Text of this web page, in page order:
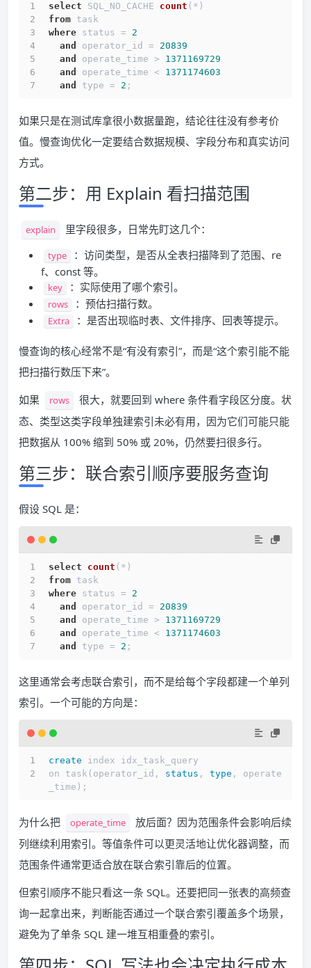
select SQL_NO_CACHE count ( * )
from task
where status = 2
and
operator_id = 20839
and
operate_time > 1371169729
and
operate_time < 1371174603
and
type = 2 ;
如果只是在测试库拿很小数据量跑，结论往往没有参考价
值。慢查询优化一定要结合数据规模、字段分布和真实访问
方式。
第二步：用 Explain 看扫描范围
explain 里字段很多，日常先盯这几个：
type
：访问类型，是否从全表扫描降到了范围、re
f、const 等。
key ：实际使用了哪个索引。
rows ：预估扫描行数。
Extra ：是否出现临时表、文件排序、回表等提示。
慢查询的核心经常不是“有没有索引”，而是“这个索引能不能
把扫描行数压下来”。
如果
rows
很大，就要回到 where 条件看字段区分度。状
态、类型这类字段单独建索引未必有用，因为它们可能只能
把数据从 100% 缩到 50% 或 20%，仍然要扫很多行。
第三步：联合索引顺序要服务查询
假设 SQL 是：
select count ( * )
from task
where status = 2
and
operator_id = 20839
and
operate_time > 1371169729
and
operate_time < 1371174603
and
type = 2 ;
这里通常会考虑联合索引，而不是给每个字段都建一个单列
索引。一个可能的方向是：
create index idx_task_query
on task(operator_id, status , type , operate
_time);
为什么把 operate_time
放后面？因为范围条件会影响后续
列继续利用索引。等值条件可以更灵活地让优化器调整，而
范围条件通常更适合放在联合索引靠后的位置。
但索引顺序不能只看这一条 SQL。还要把同一张表的高频查
询一起拿出来，判断能否通过一个联合索引覆盖多个场景，
避免为了单条 SQL 建一堆互相重叠的索引。